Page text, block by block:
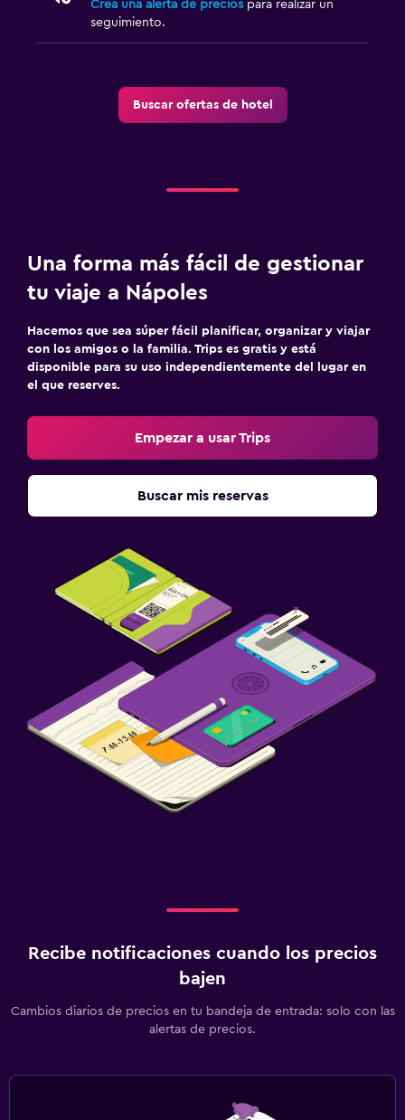
Crea una alerta de precios para realizar un
seguimiento.
Buscar ofertas de hotel
Una forma más fácil de gestionar
tu viaje a Nápoles
Hacemos que sea súper fácil planificar, organizar y viajar
con los amigos o la familia. Trips es gratis y está
disponible para su uso independientemente del lugar en
el que reserves.
Empezar a usar Trips
Buscar mis reservas
Recibe notificaciones cuando los precios
bajen
Cambios diarios de precios en tu bandeja de entrada: solo con las
alertas de precios.